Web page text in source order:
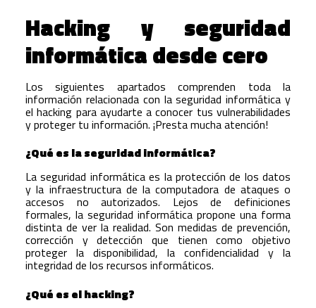
Hacking y seguridad
informática desde cero
Los siguientes apartados comprenden toda la
información relacionada con la seguridad informática y
el hacking para ayudarte a conocer tus vulnerabilidades
y proteger tu información. ¡Presta mucha atención!
¿Qué es la seguridad informática?
La seguridad informática es la protección de los datos
y la infraestructura de la computadora de ataques o
accesos no autorizados. Lejos de definiciones
formales, la seguridad informática propone una forma
distinta de ver la realidad. Son medidas de prevención,
corrección y detección que tienen como objetivo
proteger la disponibilidad, la confidencialidad y la
integridad de los recursos informáticos.
¿Qué es el hacking?